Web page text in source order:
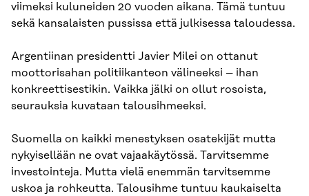
viimeksi kuluneiden 20 vuoden aikana. Tämä tuntuu
sekä kansalaisten pussissa että julkisessa taloudessa.
Argentiinan presidentti Javier Milei on ottanut
moottorisahan politiikanteon välineeksi – ihan
konkreettisestikin. Vaikka jälki on ollut rosoista,
seurauksia kuvataan talousihmeeksi.
Suomella on kaikki menestyksen osatekijät mutta
nykyisellään ne ovat vajaakäytössä. Tarvitsemme
investointeja. Mutta vielä enemmän tarvitsemme
uskoa ja rohkeutta. Talousihme tuntuu kaukaiselta